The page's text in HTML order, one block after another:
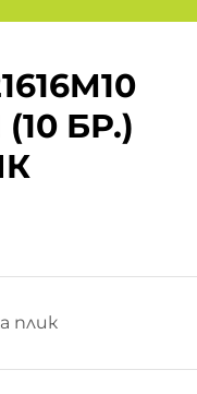
БР.)
плик